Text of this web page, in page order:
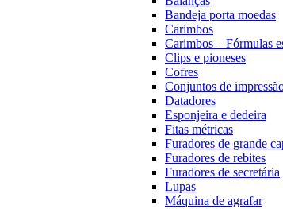
Bandeja porta moedas
Carimbos
Carimbos – Fórmulas
Clips e pioneses
Cofres
Conjuntos de
Datadores
Esponjeira e dedeira
Fitas métricas
Furadores de grande
Furadores de rebites
Furadores de secretária
Lupas
Máquina de agrafar